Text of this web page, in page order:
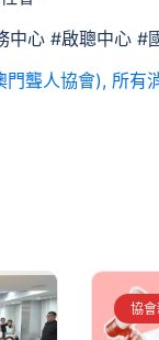
中心 #啟聰中心 #
門聾人協會), 所有
協